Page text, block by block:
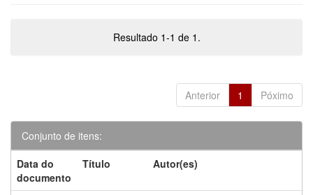
Resultado 1-1 de 1.
Anterior 1 Póximo
Conjunto de itens:
Data do
documento
Título Autor(es)